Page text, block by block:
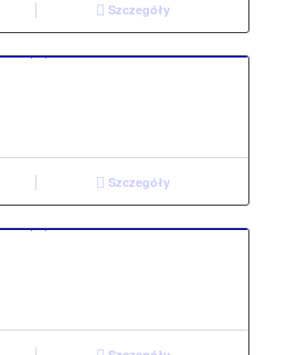
Szczegóły
Szczegóły